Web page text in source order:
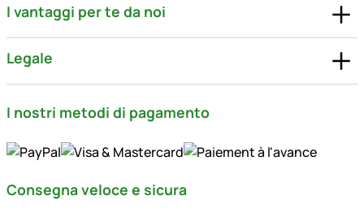
I vantaggi per te da noi
Legale
I nostri metodi di pagamento
Consegna veloce e sicura